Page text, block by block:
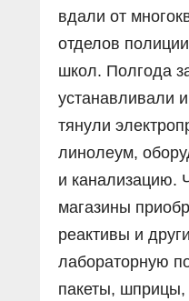
вдали от
отделов
школ. Полгода
устанавливали
тянули
линолеум,
и канализацию.
магазины
реактивы и
лабораторную
пакеты, шприцы,